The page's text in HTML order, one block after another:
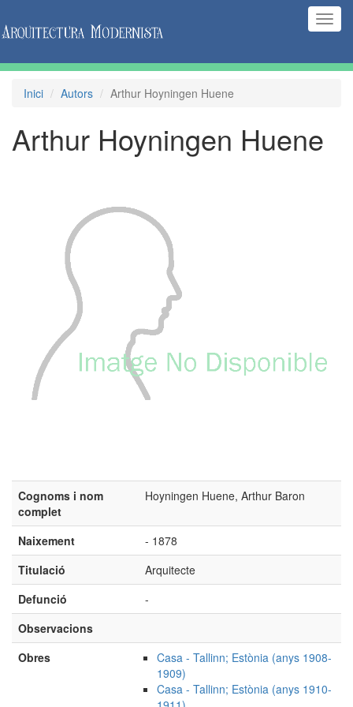
Inici Autors Arthur Hoyningen Huene
Arthur Hoyningen Huene
Cognoms i nom
complet
Hoyningen Huene, Arthur Baron
Naixement
- 1878
Titulació
Arquitecte
Defunció
-
Observacions
Obres
Casa - Tallinn; Estònia (anys 1908-
1909)
Casa - Tallinn; Estònia (anys 1910-